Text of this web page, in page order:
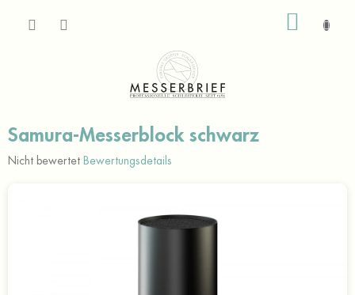
Samura-Messerblock schwarz
Die
Nicht bewertet Bewertungsdetails